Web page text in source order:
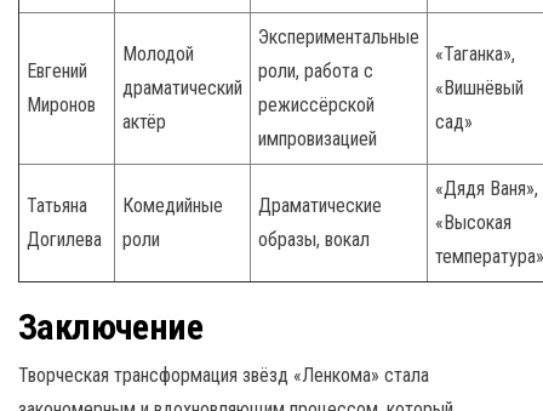
Евгений
Миронов
Молодой
драматический
актёр
Экспериментальные
роли, работа с
режиссёрской
импровизацией
«Таганка»,
«Вишнёвый
сад»
Татьяна
Догилева
Комедийные
роли
Драматические
образы, вокал
«Дядя Ваня»,
«Высокая
температура»
Заключение
Творческая трансформация звёзд «Ленкома» стала